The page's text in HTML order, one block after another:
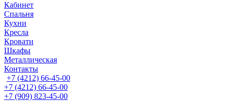
Кабинет
Спальня
Кухни
Кресла
Кровати
Шкафы
Металлическая
Контакты
+7 (4212) 66-45-00
+7 (4212) 66-45-00
+7 (909) 823-45-00